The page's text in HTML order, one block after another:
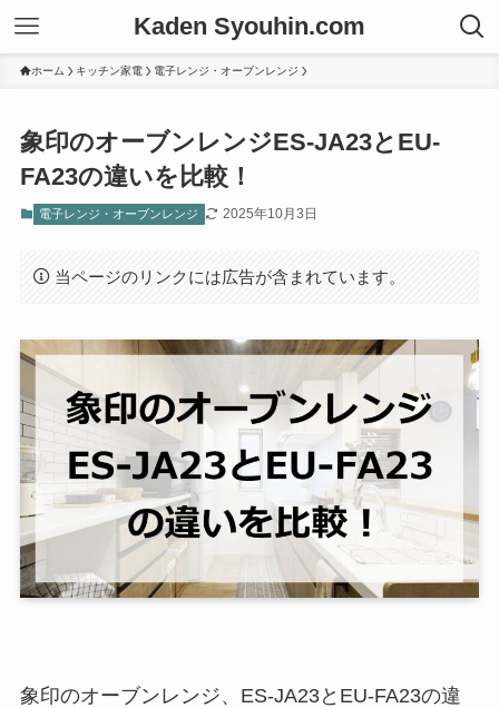
Kaden Syouhin.com
ホーム キッチン家電 電子レンジ・オーブンレンジ
象印のオーブンレンジES-JA23とEU-
FA23の違いを比較！
電子レンジ・オーブンレンジ 2025年10月3日
当ページのリンクには広告が含まれています。
象印のオーブンレンジ、ES-JA23とEU-FA23の違